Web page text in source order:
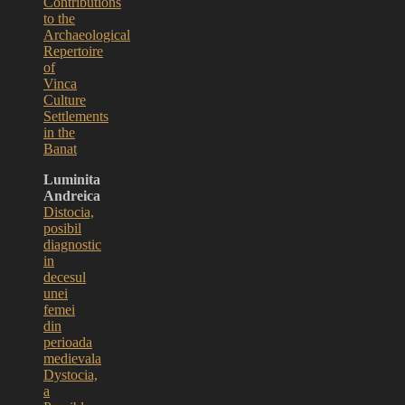
to the
Archaeological
Repertoire
of
Vinca
Culture
Settlements
in the
Banat
Luminita
Andreica
Distocia,
posibil
diagnostic
in
decesul
unei
femei
din
perioada
medievala
Dystocia,
a